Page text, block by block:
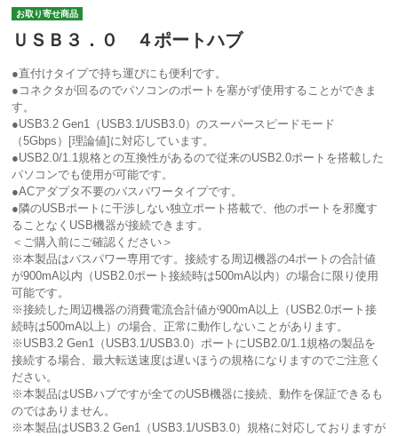
お取り寄せ商品
ＵＳＢ３．０ ４ポートハブ
●直付けタイプで持ち運びにも便利です。
●コネクタが回るのでパソコンのポートを塞がず使用することができま
す。
●USB3.2 Gen1（USB3.1/USB3.0）のスーパースピードモード
（5Gbps）[理論値]に対応しています。
●USB2.0/1.1規格との互換性があるので従来のUSB2.0ポートを搭載した
パソコンでも使用が可能です。
●ACアダプタ不要のバスパワータイプです。
●隣のUSBポートに干渉しない独立ポート搭載で、他のポートを邪魔す
ることなくUSB機器が接続できます。
＜ご購入前にご確認ください＞
※本製品はバスパワー専用です。接続する周辺機器の4ポートの合計値
が900mA以内（USB2.0ポート接続時は500mA以内）の場合に限り使用
可能です。
※接続した周辺機器の消費電流合計値が900mA以上（USB2.0ポート接
続時は500mA以上）の場合、正常に動作しないことがあります。
※USB3.2 Gen1（USB3.1/USB3.0）ポートにUSB2.0/1.1規格の製品を
接続する場合、最大転送速度は遅いほうの規格になりますのでご注意く
ださい。
※本製品はUSBハブですが全てのUSB機器に接続、動作を保証できるも
のではありません。
※本製品はUSB3.2 Gen1（USB3.1/USB3.0）規格に対応しておりますが